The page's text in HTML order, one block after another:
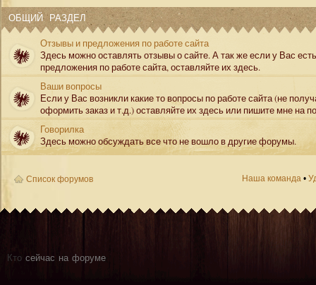
ОБЩИЙ РАЗДЕЛ
Отзывы и предложения по работе сайта
Здесь можно оставлять отзывы о сайте. А так же если у Вас есть
предложения по работе сайта, оставляйте их здесь.
Ваши вопросы
Если у Вас возникли какие то вопросы по работе сайта (не
оформить заказ и т.д.) оставляйте их здесь или пишите мне на
Говорилка
Здесь можно обсуждать все что не вошло в другие форумы.
Список форумов Наша команда •
Кто сейчас на форуме